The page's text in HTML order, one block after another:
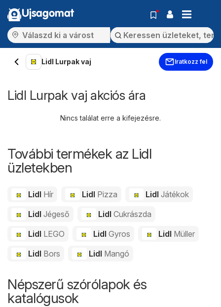
Ujsagomat
Lidl Lurpak vaj Iratkozz fel
Lidl Lurpak vaj akciós ára
Nincs találat erre a kifejezésre.
További termékek az Lidl
üzletekben
Lidl Hír Lidl Pizza LidlJátékok
Lidl Jégeső Lidl Cukrászda
Lidl LEGO Lidl Gyros Lidl Müller
Lidl Bors Lidl Mangó
Népszerű szórólapok és
katalógusok